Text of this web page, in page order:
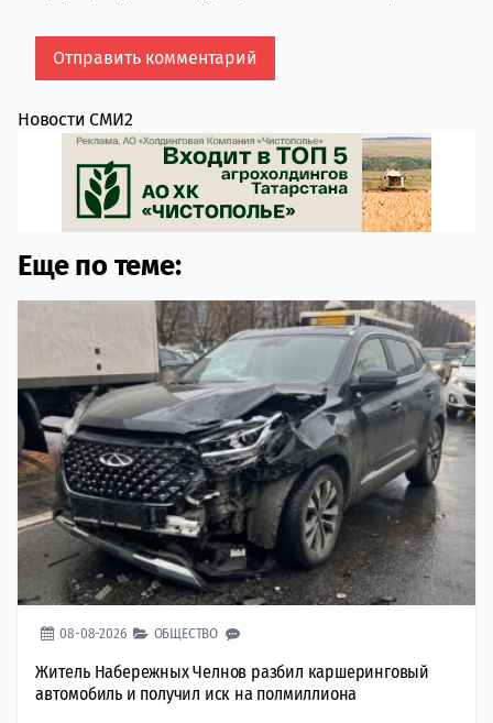
Новости СМИ2
Еще по теме:
08-08-2026 ОБЩЕСТВО
Житель Набережных Челнов разбил каршеринговый
автомобиль и получил иск на полмиллиона